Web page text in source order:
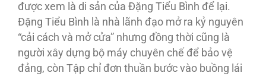
được xem là di sản của Đặng Tiểu Bình để lại.
Đặng Tiểu Bình là nhà lãnh đạo mở ra kỷ nguyên
“cải cách và mở cửa” nhưng đồng thời cũng là
người xây dựng bộ máy chuyên chế để bảo vệ
đảng, còn Tập chỉ đơn thuần bước vào buồng lái